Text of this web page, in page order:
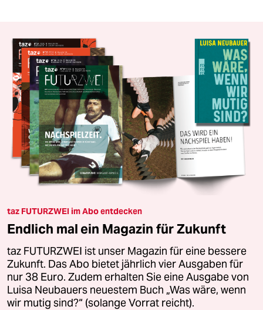
taz FUTURZWEI im Abo entdecken
Endlich mal ein Magazin für Zukunft
taz FUTURZWEI ist unser Magazin für eine bessere
Zukunft. Das Abo bietet jährlich vier Ausgaben für
nur 38 Euro. Zudem erhalten Sie eine Ausgabe von
Luisa Neubauers neuestem Buch „Was wäre, wenn
wir mutig sind?“ (solange Vorrat reicht).